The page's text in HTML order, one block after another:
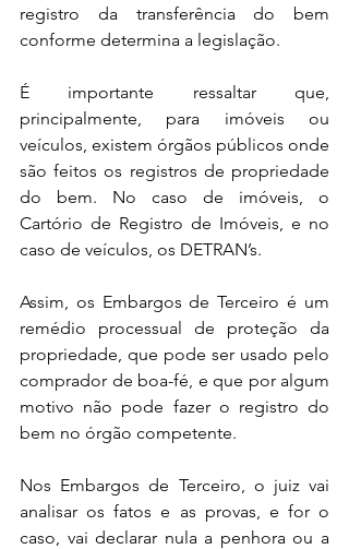
registro da transferência do bem
conforme determina a legislação.
É importante ressaltar que,
principalmente, para imóveis ou
veículos, existem órgãos públicos onde
são feitos os registros de propriedade
do bem. No caso de imóveis, o
Cartório de Registro de Imóveis, e no
caso de veículos, os DETRAN’s.
Assim, os Embargos de Terceiro é um
remédio processual de proteção da
propriedade, que pode ser usado pelo
comprador de boa-fé, e que por algum
motivo não pode fazer o registro do
bem no órgão competente.
Nos Embargos de Terceiro, o juiz vai
analisar os fatos e as provas, e for o
caso, vai declarar nula a penhora ou a